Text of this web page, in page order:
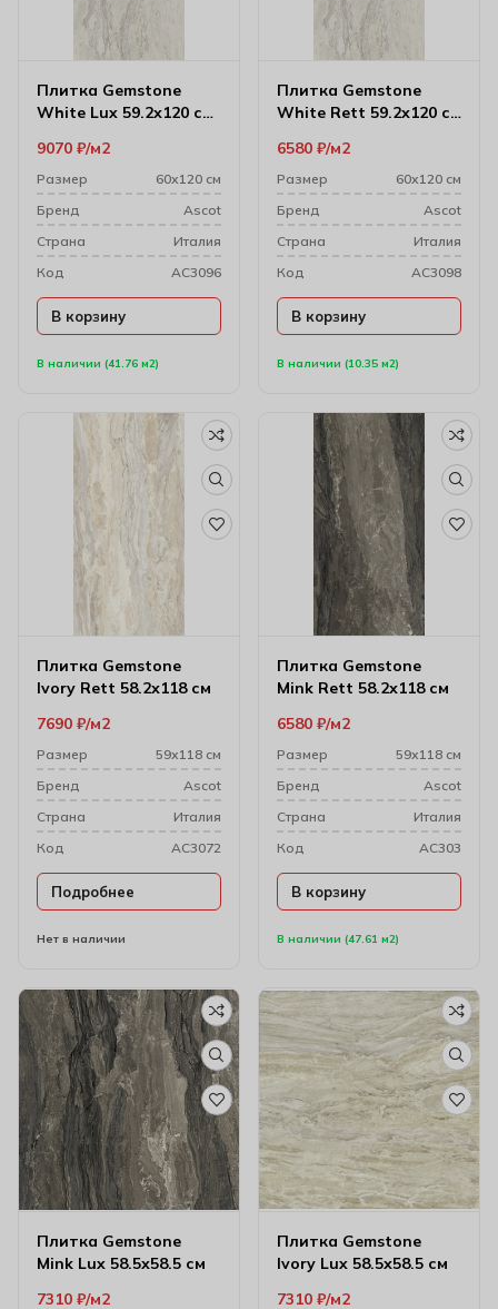
Плитка Gemstone
White Lux 59.2х120 см
В наличии (41.76 м2)
9070 ₽ м2
Размер
60х120 см
Бренд
Ascot
Cтрана
Италия
Код
AC3096
В корзину
Плитка Gemstone
White Rett 59.2х120 см
В наличии (10.35 м2)
6580 ₽ м2
Размер
60х120 см
Бренд
Ascot
Cтрана
Италия
Код
AC3098
В корзину
Плитка Gemstone
Ivory Rett 58.2х118 см
Нет в наличии
7690 ₽ м2
Размер
59х118 см
Бренд
Ascot
Cтрана
Италия
Код
AC3072
Подробнее
Плитка Gemstone
Mink Rett 58.2х118 см
В наличии (47.61 м2)
6580 ₽ м2
Размер
59х118 см
Бренд
Ascot
Cтрана
Италия
Код
AC303
В корзину
Плитка Gemstone
Mink Lux 58.5х58.5 см
7310 ₽ м2
Плитка Gemstone
Ivory Lux 58.5х58.5 см
7310 ₽ м2